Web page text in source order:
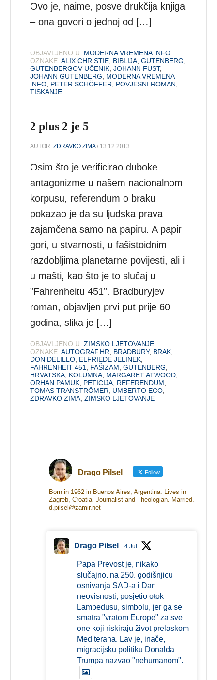
Ovo je, naime, posve drukčija knjiga
– ona govori o jednoj od […]
OBJAVLJENO U: MODERNA VREMENA INFO
OZNAKE: ALIX CHRISTIE BIBLIJA ,GUTENBERG
GUTENBERGOV UČENIK ,JOHANN FUST,
JOHANN GUTENBERG
MODERNA VREMENA
INFO PETER SCHÖFFER POVJESNI ROMAN
TISKANJE
2 plus 2 je 5
AUTOR:ZDRAVKO ZIMA/ 13.12.2013.
Osim što je verificirao duboke
antagonizme u našem nacionalnom
korpusu, referendum o braku
pokazao je da su ljudska prava
zajamčena samo na papiru. A papir
gori, u stvarnosti, u fašistoidnim
razdobljima planetarne povijesti, ali i
u mašti, kao što je to slučaj u
”Fahrenheitu 451”. Bradburyjev
roman, objavljen prvi put prije 60
godina, slika je […]
OBJAVLJENO U: ZIMSKO LJETOVANJE
OZNAKE: AUTOGRAF.HR BRADBURY, BRAK
DON DELILLO ELFRIEDE JELINEK
FAHRENHEIT 451
FAŠIZAM ,GUTENBERG
HRVATSKA KOLUMNA MARGARET ATWOOD
ORHAN PAMUK PETICIJA REFERENDUM
TOMAS TRANSTRÖMER
UMBERTO ECO
ZDRAVKO ZIMA ,ZIMSKO LJETOVANJE
Drago Pilsel Follow
Born in 1962 in Buenos Aires, Argentina. Lives in
Zagreb, Croatia. Journalist and Theologian. Married.
d.pilsel@zamir.net
Drago Pilsel 4 Jul
Papa Prevost je, nikako
slučajno, na 250. godišnjicu
osnivanja SAD-a i Dan
neovisnosti, posjetio otok
Lampedusu, simbolu, jer ga se
smatra "vratom Europe" za sve
one koji riskiraju život prelaskom
Mediterana. Lav je, inače,
migracijsku politiku Donalda
Trumpa nazvao "nehumanom".